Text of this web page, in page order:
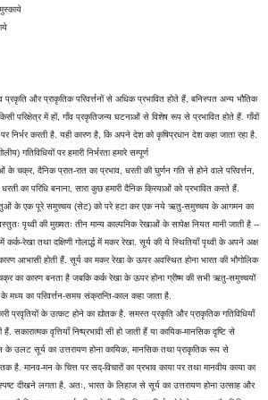
प्रकृति और प्राकृतिक परिवर्त्तनों से अधिक प्रभावित होते हैं, बनिस्पत अन्य भौतिक
परिक्षेत्र में हों, गाँव प्रकृतिजन्य घटनाओं से विशेष रूप से प्रभावित होते हैं. गाँवों
पर निर्भर करती है. यही कारण है, कि अपने देश को कृषिप्रधान देश कहा जाता रहा है.
गतिविधियों पर हमारी निर्भरता हमारे सम्पूर्ण
चक्र, दैनिक प्रात-रात का प्रभाव, धरती की घुर्णन गति से होने वाले परिवर्त्तन,
का परिधि बनाना, सारा कुछ हमारी दैनिक क्रियाओं को प्रभावित करते हैं.
ऋतुओं के एक पूरे समुच्चय (सेट) को परे हटा कर एक नये ऋतु-समुच्चय के आगमन का
पृथ्वी की मुख्यतः तीन मान्य काल्पनिक रेखाओं के सापेक्ष नियत मानी जाती है --
में कर्क-रेखा तथा दक्षिणी गोलार्द्ध में मकर रेखा. सूर्य की ये स्थितियाँ पृथ्वी के अपने अक्ष
आभासी होती हैं. सूर्य का मकर रेखा के ऊपर अवस्थित होना भारत की भौगोलिक
का कारण बनता है जबकि कर्क रेखा के ऊपर होना ग्रीष्म की सभी ऋतु-समुच्चयों
मध्य का परिवर्त्तन-समय संक्रान्ति-काल कहा जाता है.
प्रवृतियों के उत्कट होने का द्योतक है. समस्त प्रकृति और प्राकृतिक गतिविधियाँ
वृत्तियाँ निष्प्रभावी सी हो जाती हैं या कायिक-मानसिक दृष्टि से
के उलट सूर्य का उत्तरायण होना कायिक, मानसिक तथा प्राकृतिक रूप से
है. मानव-मन के चित्त पर सद्-विचारों का प्रभाव काया पर तथा मानवीय काया का
दीखने लगता है. अतः, भारत के लिहाज से सूर्य का उत्तरायण होना उत्साह और